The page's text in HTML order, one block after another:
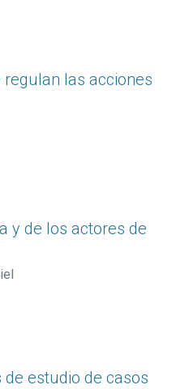
las acciones
y de los actores de
estudio de casos